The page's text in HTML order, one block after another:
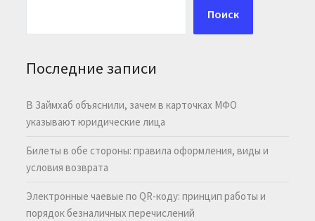
Поиск
Последние записи
В Займхаб объяснили, зачем в карточках МФО
указывают юридические лица
Билеты в обе стороны: правила оформления, виды и
условия возврата
Электронные чаевые по QR-коду: принцип работы и
порядок безналичных перечислений